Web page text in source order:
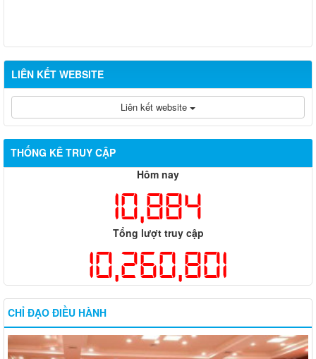
LIÊN KẾT WEBSITE
Liên kết website
THỐNG KÊ TRUY CẬP
Hôm nay
10,884
Tổng lượt truy cập
10,260,801
CHỈ ĐẠO ĐIỀU HÀNH